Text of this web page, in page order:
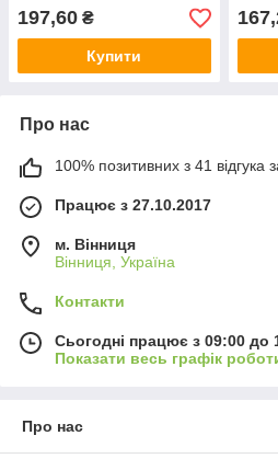
197,60 ₴
Купити
Про нас
100% позитивних з 41 відгука
Працює з 27.10.2017
м. Вінниця
Вінниця, Україна
Контакти
Сьогодні працює з 09:00 до
Показати весь графік
Про нас